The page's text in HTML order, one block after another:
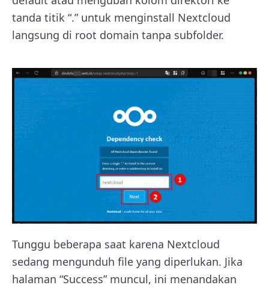
tanda titik “.” untuk menginstall Nextcloud
langsung di root domain tanpa subfolder.
Tunggu beberapa saat karena Nextcloud
sedang mengunduh file yang diperlukan. Jika
halaman “Success” muncul, ini menandakan